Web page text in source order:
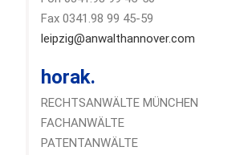
Fax 0341.98 99 45-59
leipzig@anwalthannover.com
horak.
RECHTSANWÄLTE MÜNCHEN
FACHANWÄLTE
PATENTANWÄLTE